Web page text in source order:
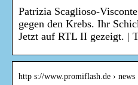
Patrizia Scaglioso-
gegen den Krebs. Ihr
Jetzt auf RTL II gezeigt. |
http s://www.promiflash.de ›